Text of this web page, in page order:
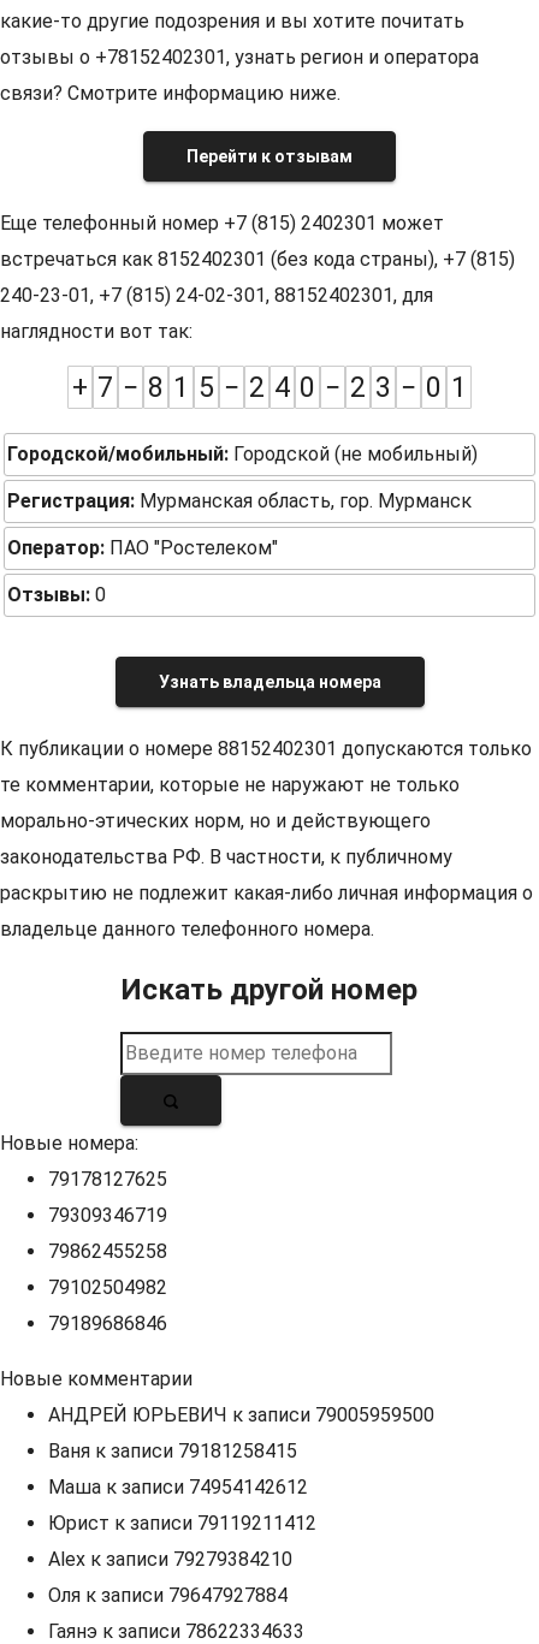
какие-то другие подозрения и вы хотите почитать
отзывы о +78152402301, узнать регион и оператора
связи? Смотрите информацию ниже.
Перейти к отзывам
Еще телефонный номер +7 (815) 2402301 может
встречаться как 8152402301 (без кода страны), +7 (815)
240-23-01, +7 (815) 24-02-301, 88152402301, для
наглядности вот так:
+ 7 − 8 1 5 − 2 4 0 − 2 3 − 0 1
Городской/мобильный: Городской (не мобильный)
Регистрация: Мурманская область, гор. Мурманск
Оператор: ПАО "Ростелеком"
Отзывы: 0
Узнать владельца номера
К публикации о номере 88152402301 допускаются только
те комментарии, которые не наружают не только
морально-этических норм, но и действующего
законодательства РФ. В частности, к публичному
раскрытию не подлежит какая-либо личная информация о
владельце данного телефонного номера.
Искать другой номер
Новые номера:
79178127625
79309346719
79862455258
79102504982
79189686846
Новые комментарии
АНДРЕЙ ЮРЬЕВИЧ к записи 79005959500
Ваня к записи 79181258415
Маша к записи 74954142612
Юрист к записи 79119211412
Alex к записи 79279384210
Оля к записи 79647927884
Гаянэ к записи 78622334633